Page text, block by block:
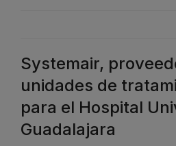
Systemair,
unidades de
para el Hospital
Guadalajara